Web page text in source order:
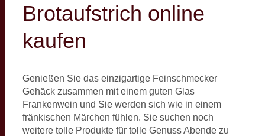
Brotaufstrich online
kaufen
Genießen Sie das einzigartige Feinschmecker
Gehäck zusammen mit einem guten Glas
Frankenwein und Sie werden sich wie in einem
fränkischen Märchen fühlen. Sie suchen noch
weitere tolle Produkte für tolle Genuss Abende zu